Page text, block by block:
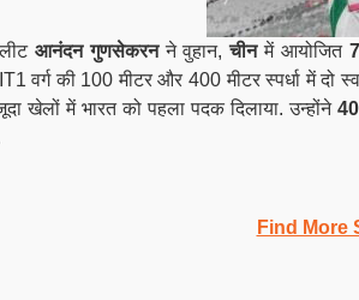
आनंदन गुणसेकरनने वुहान,चीनमें आयोजित
IT1 वर्ग की 100 मीटर और 400 मीटर स्पर्धा में
खेलों में भारत को पहला पदक दिलाया. उन्होंने
Find More